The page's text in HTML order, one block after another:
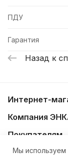
ПДУ
Гарантия
Назад к
Интернет-
Компания
Покупателям
Мы используем